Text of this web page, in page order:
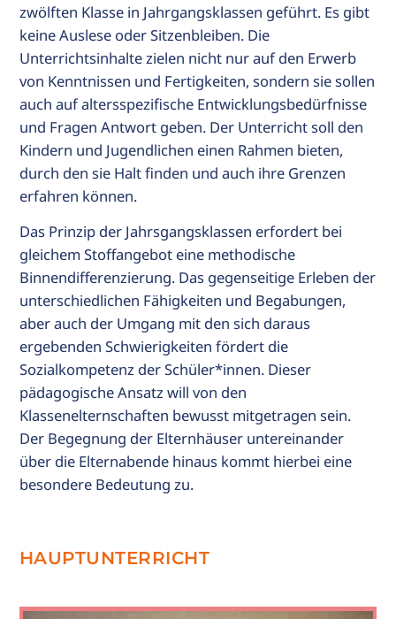
zwölften Klasse in Jahrgangsklassen geführt. Es gibt
keine Auslese oder Sitzenbleiben. Die
Unterrichtsinhalte zielen nicht nur auf den Erwerb
von Kenntnissen und Fertigkeiten, sondern sie sollen
auch auf altersspezifische Entwicklungsbedürfnisse
und Fragen Antwort geben. Der Unterricht soll den
Kindern und Jugendlichen einen Rahmen bieten,
durch den sie Halt finden und auch ihre Grenzen
erfahren können.
Das Prinzip der Jahrsgangsklassen erfordert bei
gleichem Stoffangebot eine methodische
Binnendifferenzierung. Das gegenseitige Erleben der
unterschiedlichen Fähigkeiten und Begabungen,
aber auch der Umgang mit den sich daraus
ergebenden Schwierigkeiten fördert die
Sozialkompetenz der Schüler*innen. Dieser
pädagogische Ansatz will von den
Klassenelternschaften bewusst mitgetragen sein.
Der Begegnung der Elternhäuser untereinander
über die Elternabende hinaus kommt hierbei eine
besondere Bedeutung zu.
HAUPTUNTERRICHT